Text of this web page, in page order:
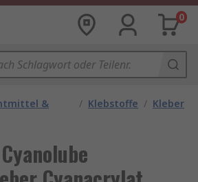
0
&
/ Klebstoffe / Kleber